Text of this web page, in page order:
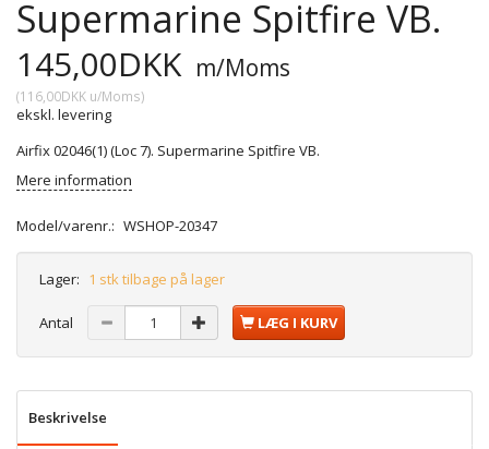
Supermarine Spitfire VB.
145,00DKK m/Moms
(116,00DKK u/Moms)
ekskl. levering
Airfix 02046(1) (Loc 7). Supermarine Spitfire VB.
Mere information
Model/varenr.: WSHOP-20347
Lager: 1 stk tilbage på lager
Antal LÆG I KURV
Beskrivelse